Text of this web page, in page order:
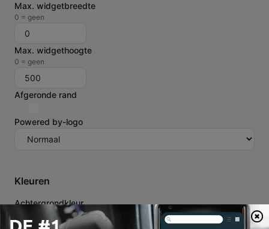
Max. widgetbreedte
0 = geen
Max. widgethoogte
0 = geen
Afgeronde rand
Powered by-logo
Kleuren
Achtergrondkleur
Resetten